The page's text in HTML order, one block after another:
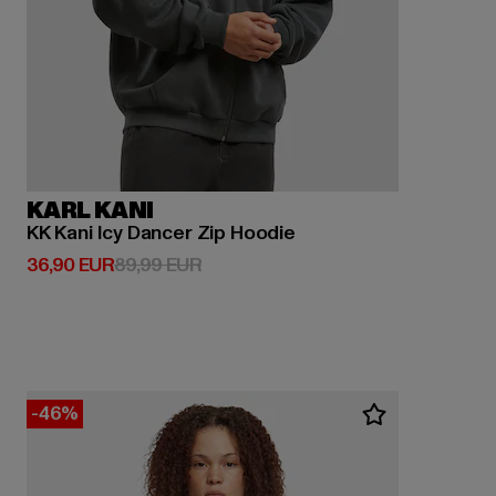
KARL KANI
KK Kani Icy Dancer Zip Hoodie
36,90 EUR
Derzeitiger Preis: 36,90 EUR
89,99 EURAktionspreis: 89,99 EUR
-46%